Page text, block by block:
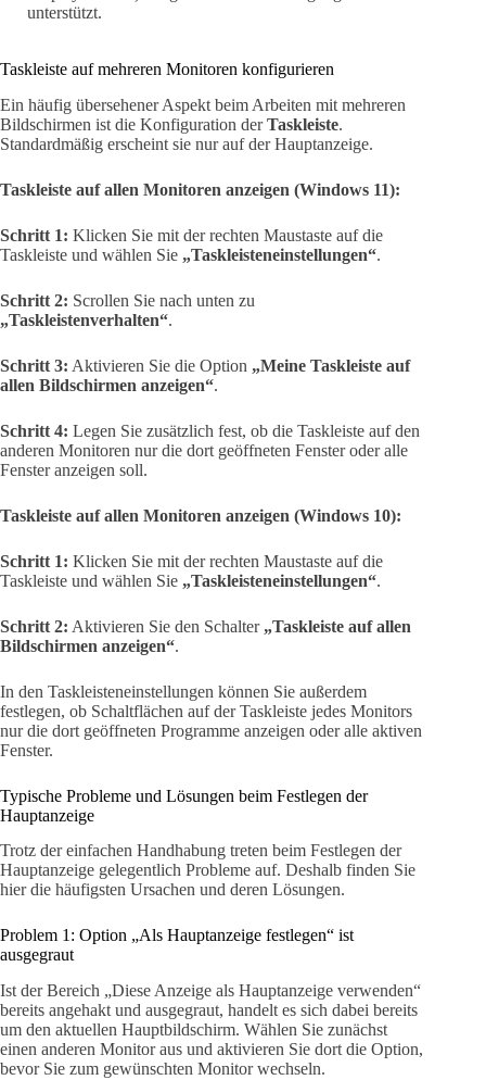
unterstützt.
Taskleiste auf mehreren Monitoren konfigurieren
Ein häufig übersehener Aspekt beim Arbeiten mit mehreren
Bildschirmen ist die Konfiguration derTaskleiste.
Standardmäßig erscheint sie nur auf der Hauptanzeige.
Taskleiste auf allen Monitoren anzeigen (Windows 11):
Schritt 1: Klicken Sie mit der rechten Maustaste auf die
Taskleiste und wählen Sie „Taskleisteneinstellungen“.
Schritt 2: Scrollen Sie nach unten zu
„Taskleistenverhalten“.
Schritt 3: Aktivieren Sie die Option „Meine Taskleiste auf
allen Bildschirmen anzeigen“.
Schritt 4: Legen Sie zusätzlich fest, ob die Taskleiste auf den
anderen Monitoren nur die dort geöffneten Fenster oder alle
Fenster anzeigen soll.
Taskleiste auf allen Monitoren anzeigen (Windows 10):
Schritt 1: Klicken Sie mit der rechten Maustaste auf die
Taskleiste und wählen Sie „Taskleisteneinstellungen“.
Schritt 2: Aktivieren Sie den Schalter „Taskleiste auf allen
Bildschirmen anzeigen“.
In den Taskleisteneinstellungen können Sie außerdem
festlegen, ob Schaltflächen auf der Taskleiste jedes Monitors
nur die dort geöffneten Programme anzeigen oder alle aktiven
Fenster.
Typische Probleme und Lösungen beim Festlegen der
Hauptanzeige
Trotz der einfachen Handhabung treten beim Festlegen der
Hauptanzeige gelegentlich Probleme auf. Deshalb finden Sie
hier die häufigsten Ursachen und deren Lösungen.
Problem 1: Option „Als Hauptanzeige festlegen“ ist
ausgegraut
Ist der Bereich „Diese Anzeige als Hauptanzeige verwenden“
bereits angehakt und ausgegraut, handelt es sich dabei bereits
um den aktuellen Hauptbildschirm. Wählen Sie zunächst
einen anderen Monitor aus und aktivieren Sie dort die Option,
bevor Sie zum gewünschten Monitor wechseln.